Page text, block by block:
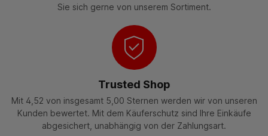
Sie sich gerne von unserem Sortiment.
Trusted Shop
Mit 4,52 von insgesamt 5,00 Sternen werden wir von unseren
Kunden bewertet. Mit dem Käuferschutz sind Ihre Einkäufe
abgesichert, unabhängig von der Zahlungsart.